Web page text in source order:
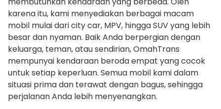
karena itu, kami menyediakan berbagai macam
mobil mulai dari city car, MPV, hingga SUV yang lebih
besar dan nyaman. Baik Anda berpergian dengan
keluarga, teman, atau sendirian, OmahTrans
mempunyai kendaraan beroda empat yang cocok
untuk setiap keperluan. Semua mobil kami dalam
situasi prima dan terawat dengan bagus, sehingga
perjalanan Anda lebih menyenangkan.